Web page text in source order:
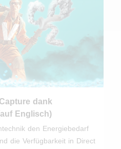
dank
Englisch)
den Energiebedarf
die Verfügbarkeit in Direct